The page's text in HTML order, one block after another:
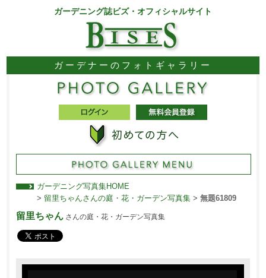
ガーデニング誌ビズ・オフィシャルサイト
ガーデナーのフォトギャラリー
ガーデニング写真集HOME
> 留里ちゃんさんの庭・花・ガーデン写真集> 無題61809
留里ちゃんさんの庭・花・ガーデン写真集